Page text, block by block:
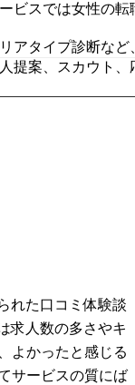
ビスでは女性の
アタイプ診断な
提案、スカウト
れた口コミ体験談
求人数の多さやキ
よかったと感じる
サービスの質にば